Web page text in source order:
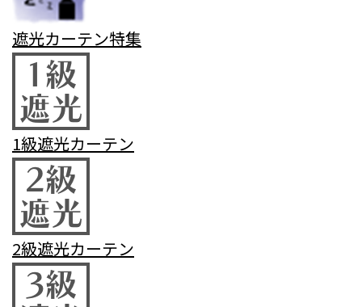
遮光カーテン特集
1級遮光カーテン
2級遮光カーテン